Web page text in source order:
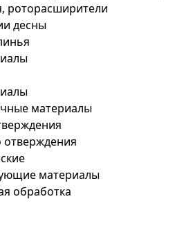
роторасширители
десны
материалы
материалы
обработка